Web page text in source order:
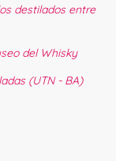
destilados entre
del Whisky
(UTN - BA)